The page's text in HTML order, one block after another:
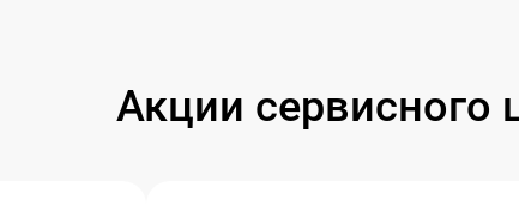
Акции сервисного